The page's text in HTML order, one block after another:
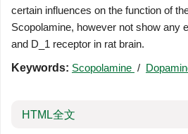
certain influences on the function of
Scopolamine, however not show any
and D_1 receptor in rat brain.
Keywords: Scopolamine /
HTML全文